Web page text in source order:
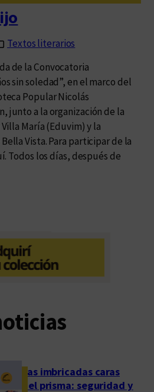
Textos literarios
de la Convocatoria
sin soledad”, en el marco del
Popular Nicolás
junto a la organización de la
María (Eduvim) y la
Vista. Para participar de la
Todos los días, después de
Las imbricadas caras
del prisma: seguridad y